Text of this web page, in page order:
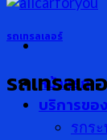
หน้าแรก
บริการขอ
รกร
รถเทรลเลอร์
รถเทรลเ